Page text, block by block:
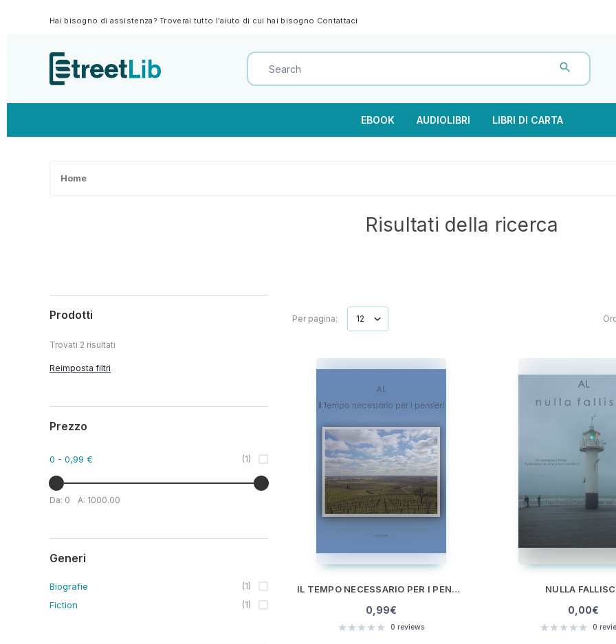
Hai bisogno di assistenza? Troverai tutto l'aiuto di cui hai bisogno Contattaci
EBOOK AUDIOLIBRI LIBRI DI CARTA
Home
Risultati della ricerca
Prodotti
Trovati 2 risultati
Reimposta filtri
Prezzo
0 - 0,99 € (1)
Da: 0 A: 1000.00
Generi
Biografie (1)
Fiction (1)
Per pagina:
IL TEMPO NECESSARIO PER I PENSIERI
0,99€
0 reviews
NULLA
0,00€
0